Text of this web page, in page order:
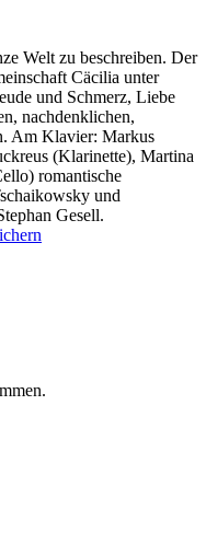
Welt zu beschreiben. Der
Cäcilia unter
und Schmerz, Liebe
nachdenklichen,
Am Klavier: Markus
(Klarinette), Martina
romantische
und
Gesell.